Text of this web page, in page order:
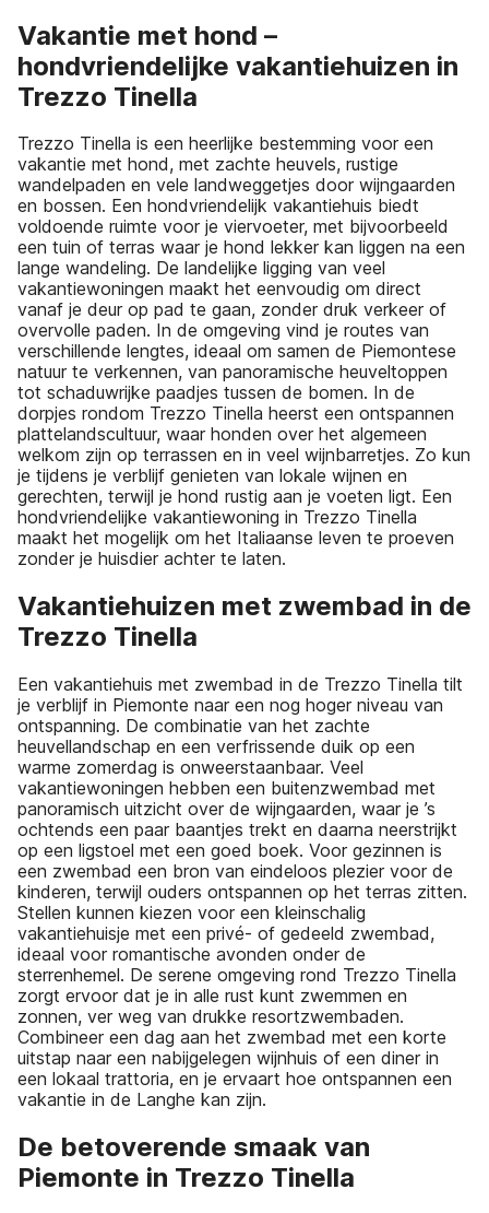
Vakantie met hond –
hondvriendelijke vakantiehuizen in
Trezzo Tinella
Trezzo Tinella is een heerlijke bestemming voor een
vakantie met hond, met zachte heuvels, rustige
wandelpaden en vele landweggetjes door wijngaarden
en bossen. Een hondvriendelijk vakantiehuis biedt
voldoende ruimte voor je viervoeter, met bijvoorbeeld
een tuin of terras waar je hond lekker kan liggen na een
lange wandeling. De landelijke ligging van veel
vakantiewoningen maakt het eenvoudig om direct
vanaf je deur op pad te gaan, zonder druk verkeer of
overvolle paden. In de omgeving vind je routes van
verschillende lengtes, ideaal om samen de Piemontese
natuur te verkennen, van panoramische heuveltoppen
tot schaduwrijke paadjes tussen de bomen. In de
dorpjes rondom Trezzo Tinella heerst een ontspannen
plattelandscultuur, waar honden over het algemeen
welkom zijn op terrassen en in veel wijnbarretjes. Zo kun
je tijdens je verblijf genieten van lokale wijnen en
gerechten, terwijl je hond rustig aan je voeten ligt. Een
hondvriendelijke vakantiewoning in Trezzo Tinella
maakt het mogelijk om het Italiaanse leven te proeven
zonder je huisdier achter te laten.
Vakantiehuizen met zwembad in de
Trezzo Tinella
Een vakantiehuis met zwembad in de Trezzo Tinella tilt
je verblijf in Piemonte naar een nog hoger niveau van
ontspanning. De combinatie van het zachte
heuvellandschap en een verfrissende duik op een
warme zomerdag is onweerstaanbaar. Veel
vakantiewoningen hebben een buitenzwembad met
panoramisch uitzicht over de wijngaarden, waar je ’s
ochtends een paar baantjes trekt en daarna neerstrijkt
op een ligstoel met een goed boek. Voor gezinnen is
een zwembad een bron van eindeloos plezier voor de
kinderen, terwijl ouders ontspannen op het terras zitten.
Stellen kunnen kiezen voor een kleinschalig
vakantiehuisje met een privé- of gedeeld zwembad,
ideaal voor romantische avonden onder de
sterrenhemel. De serene omgeving rond Trezzo Tinella
zorgt ervoor dat je in alle rust kunt zwemmen en
zonnen, ver weg van drukke resortzwembaden.
Combineer een dag aan het zwembad met een korte
uitstap naar een nabijgelegen wijnhuis of een diner in
een lokaal trattoria, en je ervaart hoe ontspannen een
vakantie in de Langhe kan zijn.
De betoverende smaak van
Piemonte in Trezzo Tinella